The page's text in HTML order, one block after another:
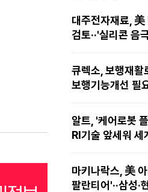
대주전자재료, 美
검토··'실리콘 음
큐렉소, 보행재활
보행기능개선 필
알트, '케어로봇
RI기술 앞세워 세
마키나락스, 美
팔란티어'··삼성